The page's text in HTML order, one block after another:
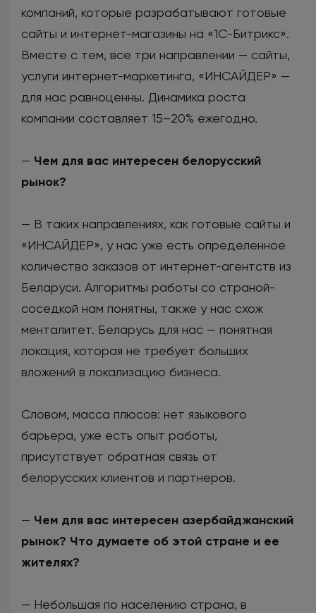
компаний, которые разрабатывают готовые
сайты и интернет-магазины на «1С-Битрикс».
Вместе с тем, все три направлении — сайты,
услуги интернет-маркетинга, «ИНСАЙДЕР» —
для нас равноценны. Динамика роста
компании составляет 15–20% ежегодно.
— Чем для вас интересен белорусский
рынок?
— В таких направлениях, как готовые сайты и
«ИНСАЙДЕР», у нас уже есть определенное
количество заказов от интернет-агентств из
Беларуси. Алгоритмы работы со страной-
соседкой нам понятны, также у нас схож
менталитет. Беларусь для нас — понятная
локация, которая не требует больших
вложений в локализацию бизнеса.
Словом, масса плюсов: нет языкового
барьера, уже есть опыт работы,
присутствует обратная связь от
белорусских клиентов и партнеров.
— Чем для вас интересен азербайджанский
рынок? Что думаете об этой стране и ее
жителях?
— Небольшая по населению страна, в